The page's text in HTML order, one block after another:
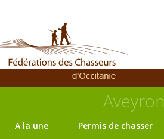
Aveyron
A la une Permis de chasser